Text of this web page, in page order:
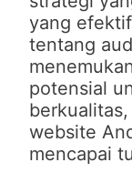
yang
tentang
potensial
website
mencapai